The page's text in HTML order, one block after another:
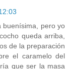
buenísima, pero yo
queda arriba,
de la preparación
el caramelo del
que ser la masa